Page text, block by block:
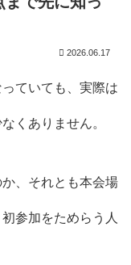
2026.06.17
ていても、実際は
くありません。
、それとも本会場
参加をためらう人